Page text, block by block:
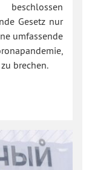
beschlossen
Gesetz nur
umfassende
brechen.